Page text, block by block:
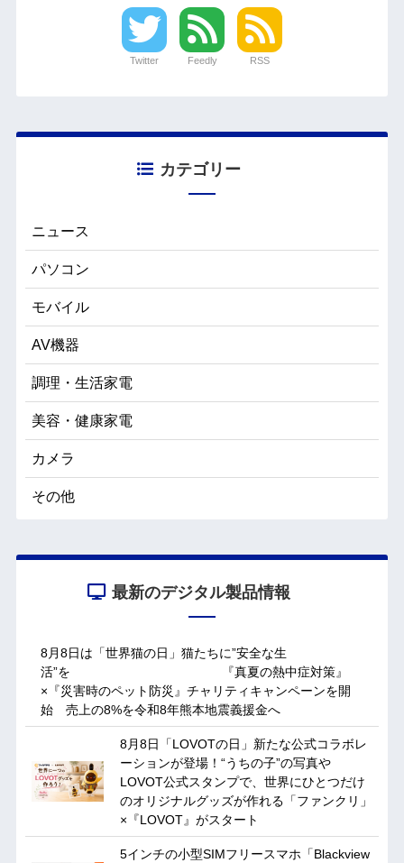
Twitter Feedly RSS
カテゴリー
ニュース
パソコン
モバイル
AV機器
調理・生活家電
美容・健康家電
カメラ
その他
最新のデジタル製品情報
8月8日は「世界猫の日」猫たちに”安全な生
活”を 『真夏の熱中症対策』
×『災害時のペット防災』チャリティキャンペーンを開
始 売上の8%を令和8年熊本地震義援金へ
8月8日「LOVOTの日」新たな公式コラボレ
ーションが登場！“うちの子”の写真や
LOVOT公式スタンプで、世界にひとつだけ
のオリジナルグッズが作れる「ファンクリ」
×『LOVOT』がスタート
5インチの小型SIMフリースマホ「Blackview